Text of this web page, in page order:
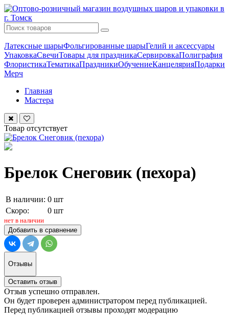
Латексные шарыФольгированные шарыГелий и аксессуары
УпаковкаСвечиТовары для праздникаСервировкаПолиграфия
ФлористикаТематикаПраздникиОбучениеКанцелярияПодарки
Мерч
Главная
Мастера
Товар отсутствует
Брелок Снеговик (пехора)
В наличии: 0 шт
Скоро:
0 шт
нет в наличии
Добавить в сравнение
Отзывы
Оставить отзыв
Отзыв успешно отправлен.
Он будет проверен администратором перед публикацией.
Перед публикацией отзывы проходят модерацию